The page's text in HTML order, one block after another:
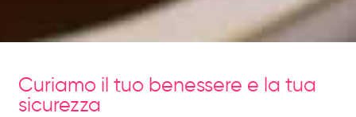
Curiamo il tuo benessere e la tua
sicurezza